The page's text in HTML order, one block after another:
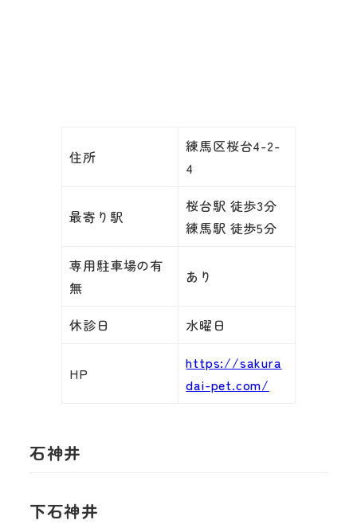
住所
練馬区桜台4-2-
4
最寄り駅
桜台駅 徒歩3分
練馬駅 徒歩5分
専用駐車場の有
無
あり
休診日 水曜日
HP
https://sakura
dai-pet.com/
石神井
下石神井